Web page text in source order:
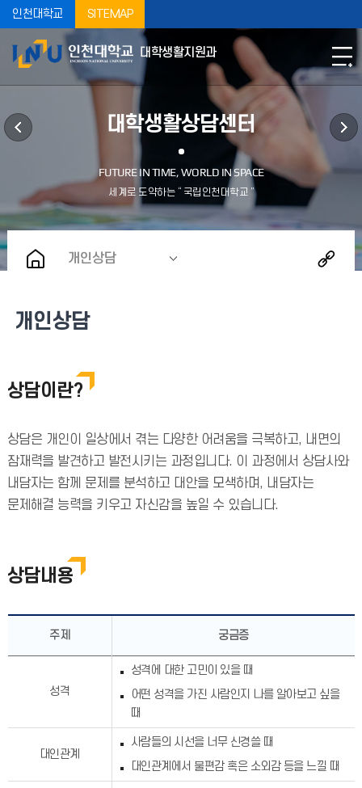
인천대학교 SITEMAP
대학생활지원과
대학생활상담센터
개인상담
개인상담
상담이란?
상담은 개인이 일상에서 겪는 다양한 어려움을 극복하고, 내면의
잠재력을 발견하고 발전시키는 과정입니다. 이 과정에서 상담사와
내담자는 함께 문제를 분석하고 대안을 모색하며, 내담자는
문제해결 능력을 키우고 자신감을 높일 수 있습니다.
상담내용
주제 궁금증
성격
성격에 대한 고민이 있을 때
어떤 성격을 가진 사람인지 나를 알아보고 싶을
때
대인관계
사람들의 시선을 너무 신경쓸 때
대인관계에서 불편감 혹은 소외감 등을 느낄 때